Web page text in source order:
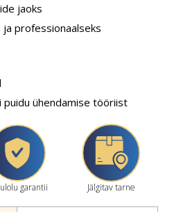
jaoks
ja professionaalseks
puidu ühendamise tööriist
garantii Jälgitav tarne